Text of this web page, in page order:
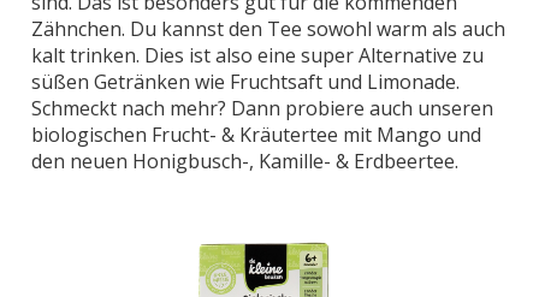
Zähnchen. Du kannst den Tee sowohl warm als auch
kalt trinken. Dies ist also eine super Alternative zu
süßen Getränken wie Fruchtsaft und Limonade.
Schmeckt nach mehr? Dann probiere auch unseren
biologischen Frucht- & Kräutertee mit Mango und
den neuen Honigbusch-, Kamille- & Erdbeertee.